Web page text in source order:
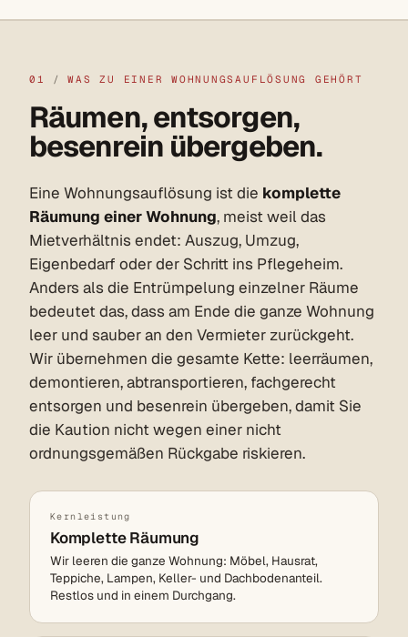
01 / WAS ZU EINER WOHNUNGSAUFLÖSUNG GEHÖRT
Räumen, entsorgen,
besenrein übergeben.
Eine Wohnungsauflösung ist die komplette
Räumung einer Wohnung, meist weil das
Mietverhältnis endet: Auszug, Umzug,
Eigenbedarf oder der Schritt ins Pflegeheim.
Anders als die Entrümpelung einzelner Räume
bedeutet das, dass am Ende die ganze Wohnung
leer und sauber an den Vermieter zurückgeht.
Wir übernehmen die gesamte Kette: leerräumen,
demontieren, abtransportieren, fachgerecht
entsorgen und besenrein übergeben, damit Sie
die Kaution nicht wegen einer nicht
ordnungsgemäßen Rückgabe riskieren.
Kernleistung
Komplette Räumung
Wir leeren die ganze Wohnung: Möbel, Hausrat,
Teppiche, Lampen, Keller- und Dachbodenanteil.
Restlos und in einem Durchgang.